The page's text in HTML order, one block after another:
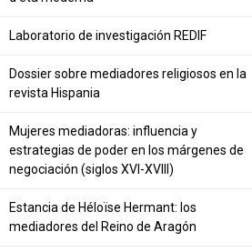
Laboratorio de investigación REDIF
Dossier sobre mediadores religiosos en la
revista Hispania
Mujeres mediadoras: influencia y
estrategias de poder en los márgenes de
negociación (siglos XVI-XVIII)
Estancia de Héloïse Hermant: los
mediadores del Reino de Aragón